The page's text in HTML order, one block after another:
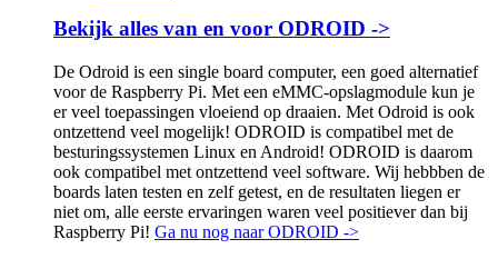
Bekijk alles van en voor ODROID ->
De Odroid is een single board computer, een goed alternatief
voor de Raspberry Pi. Met een eMMC-opslagmodule kun je
er veel toepassingen vloeiend op draaien. Met Odroid is ook
ontzettend veel mogelijk! ODROID is compatibel met de
besturingssystemen Linux en Android! ODROID is daarom
ook compatibel met ontzettend veel software. Wij hebbben de
boards laten testen en zelf getest, en de resultaten liegen er
niet om, alle eerste ervaringen waren veel positiever dan bij
Raspberry Pi! Ga nu nog naar ODROID ->